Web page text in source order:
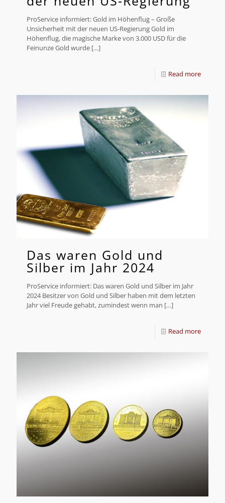
ProService informiert: Gold im Höhenflug – Große
Unsicherheit mit der neuen US-Regierung Gold im
Höhenflug, die magische Marke von 3.000 USD für die
Feinunze Gold wurde […]
Read more
Das waren Gold und
Silber im Jahr 2024
ProService informiert: Das waren Gold und Silber im Jahr
2024 Besitzer von Gold und Silber haben mit dem letzten
Jahr viel Freude gehabt, zumindest wenn man […]
Read more